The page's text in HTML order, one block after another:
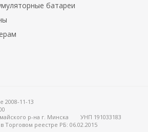
батареи
2008-11-13
р-на г. Минска
УНП 191033183
Торговом реестре РБ: 06.02.2015